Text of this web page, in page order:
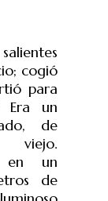
cogió
para
Era un
de
en un
de